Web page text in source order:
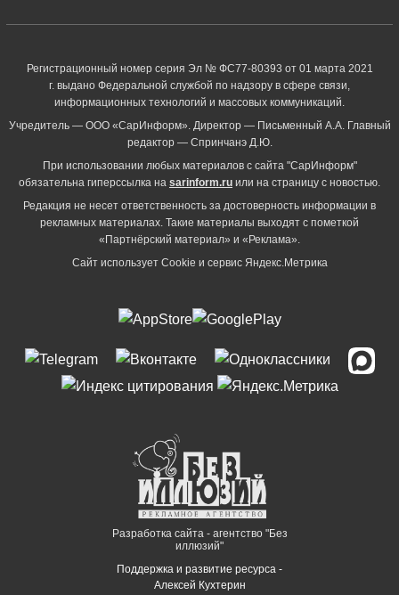
Регистрационный номер серия Эл № ФС77-80393 от 01 марта 2021
г. выдано Федеральной службой по надзору в сфере связи,
информационных технологий и массовых коммуникаций.
Учредитель — ООО «СарИнформ». Директор — Письменный А.А. Главный
редактор — Спринчанэ Д.Ю.
При использовании любых материалов с сайта "СарИнформ"
обязательна гиперссылка на sarinform.ru или на страницу с новостью.
Редакция не несет ответственность за достоверность информации в
рекламных материалах. Такие материалы выходят с пометкой
«Партнёрский материал» и «Реклама».
Сайт использует Cookie и сервиc Яндекс.Метрика
Разработка сайта - агентство "Без
иллюзий"
Поддержка и развитие ресурса -
Алексей Кухтерин